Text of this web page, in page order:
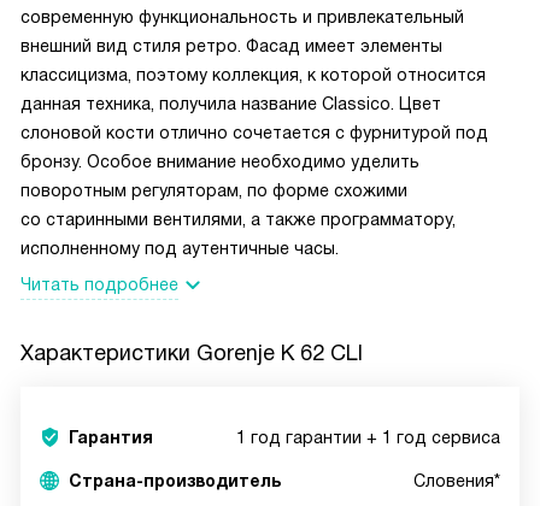
современную функциональность и привлекательный
внешний вид стиля ретро. Фасад имеет элементы
классицизма, поэтому коллекция, к которой относится
данная техника, получила название Classico. Цвет
слоновой кости отлично сочетается с фурнитурой под
бронзу. Особое внимание необходимо уделить
поворотным регуляторам, по форме схожими
со старинными вентилями, а также программатору,
исполненному под аутентичные часы.
Читать подробнее
Характеристики Gorenje K 62 CLI
Гарантия 1 год гарантии + 1 год сервиса
Страна-производитель Словения*